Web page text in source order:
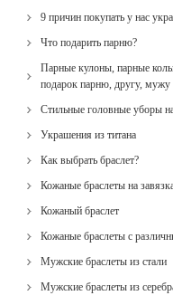
9 причин покупать у нас
Что подарить парню?
Парные кулоны, парные
подарок парню, другу, мужу
Стильные головные уборы
Украшения из титана
Как выбрать браслет?
Кожаные браслеты на
Кожаный браслет
Кожаные браслеты с
Мужские браслеты из стали
Мужские браслеты из